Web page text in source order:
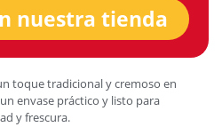
nuestra tienda
toque tradicional y cremoso en
envase práctico y listo para
y frescura.